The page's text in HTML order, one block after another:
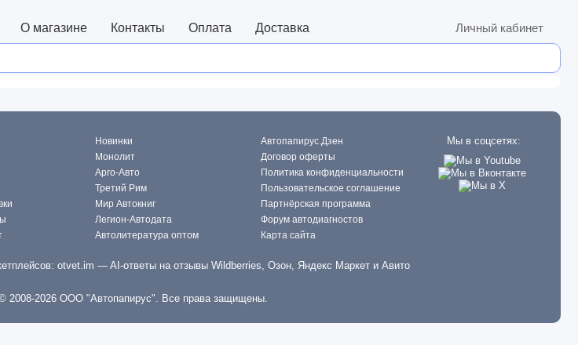
О магазине Контакты Оплата Доставка Личный кабинет
Новинки
Монолит
Арго-Авто
Третий Рим
Мир Автокниг
Легион-Автодата
Автолитература оптом
Автопапирус.Дзен
Договор оферты
Политика конфиденциальности
Пользовательское соглашение
Партнёрская программа
Форум автодиагностов
Карта сайта
Мы в соцсетях:
otvet.im — AI-ответы на отзывы Wildberries, Озон, Яндекс Маркет и Авито
2008-2026 ООО "Автопапирус". Все права защищены.